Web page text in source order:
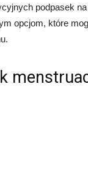
podpasek
opcjom, które